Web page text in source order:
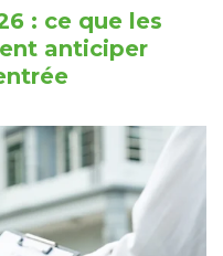
: ce que les
anticiper